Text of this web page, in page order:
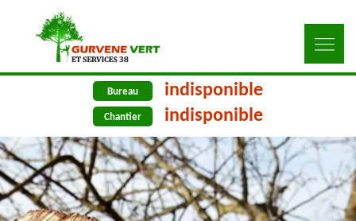
Bureau indisponible
Chantier indisponible